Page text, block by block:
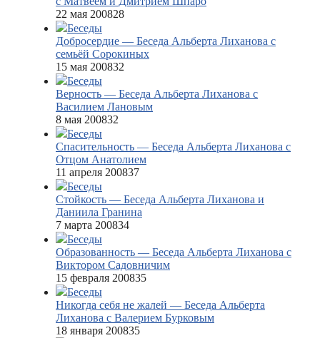
22 мая 200828
Беседы
Добросердие — Беседа Альберта Лиханова с
семьёй Сорокиных
15 мая 200832
Беседы
Верность — Беседа Альберта Лиханова с
Василием Лановым
8 мая 200832
Беседы
Спасительность — Беседа Альберта Лиханова с
Отцом Анатолием
11 апреля 200837
Беседы
Стойкость — Беседа Альберта Лиханова и
Даниила Гранина
7 марта 200834
Беседы
Образованность — Беседа Альберта Лиханова с
Виктором Садовничим
15 февраля 200835
Беседы
Никогда себя не жалей — Беседа Альберта
Лиханова с Валерием Бурковым
18 января 200835